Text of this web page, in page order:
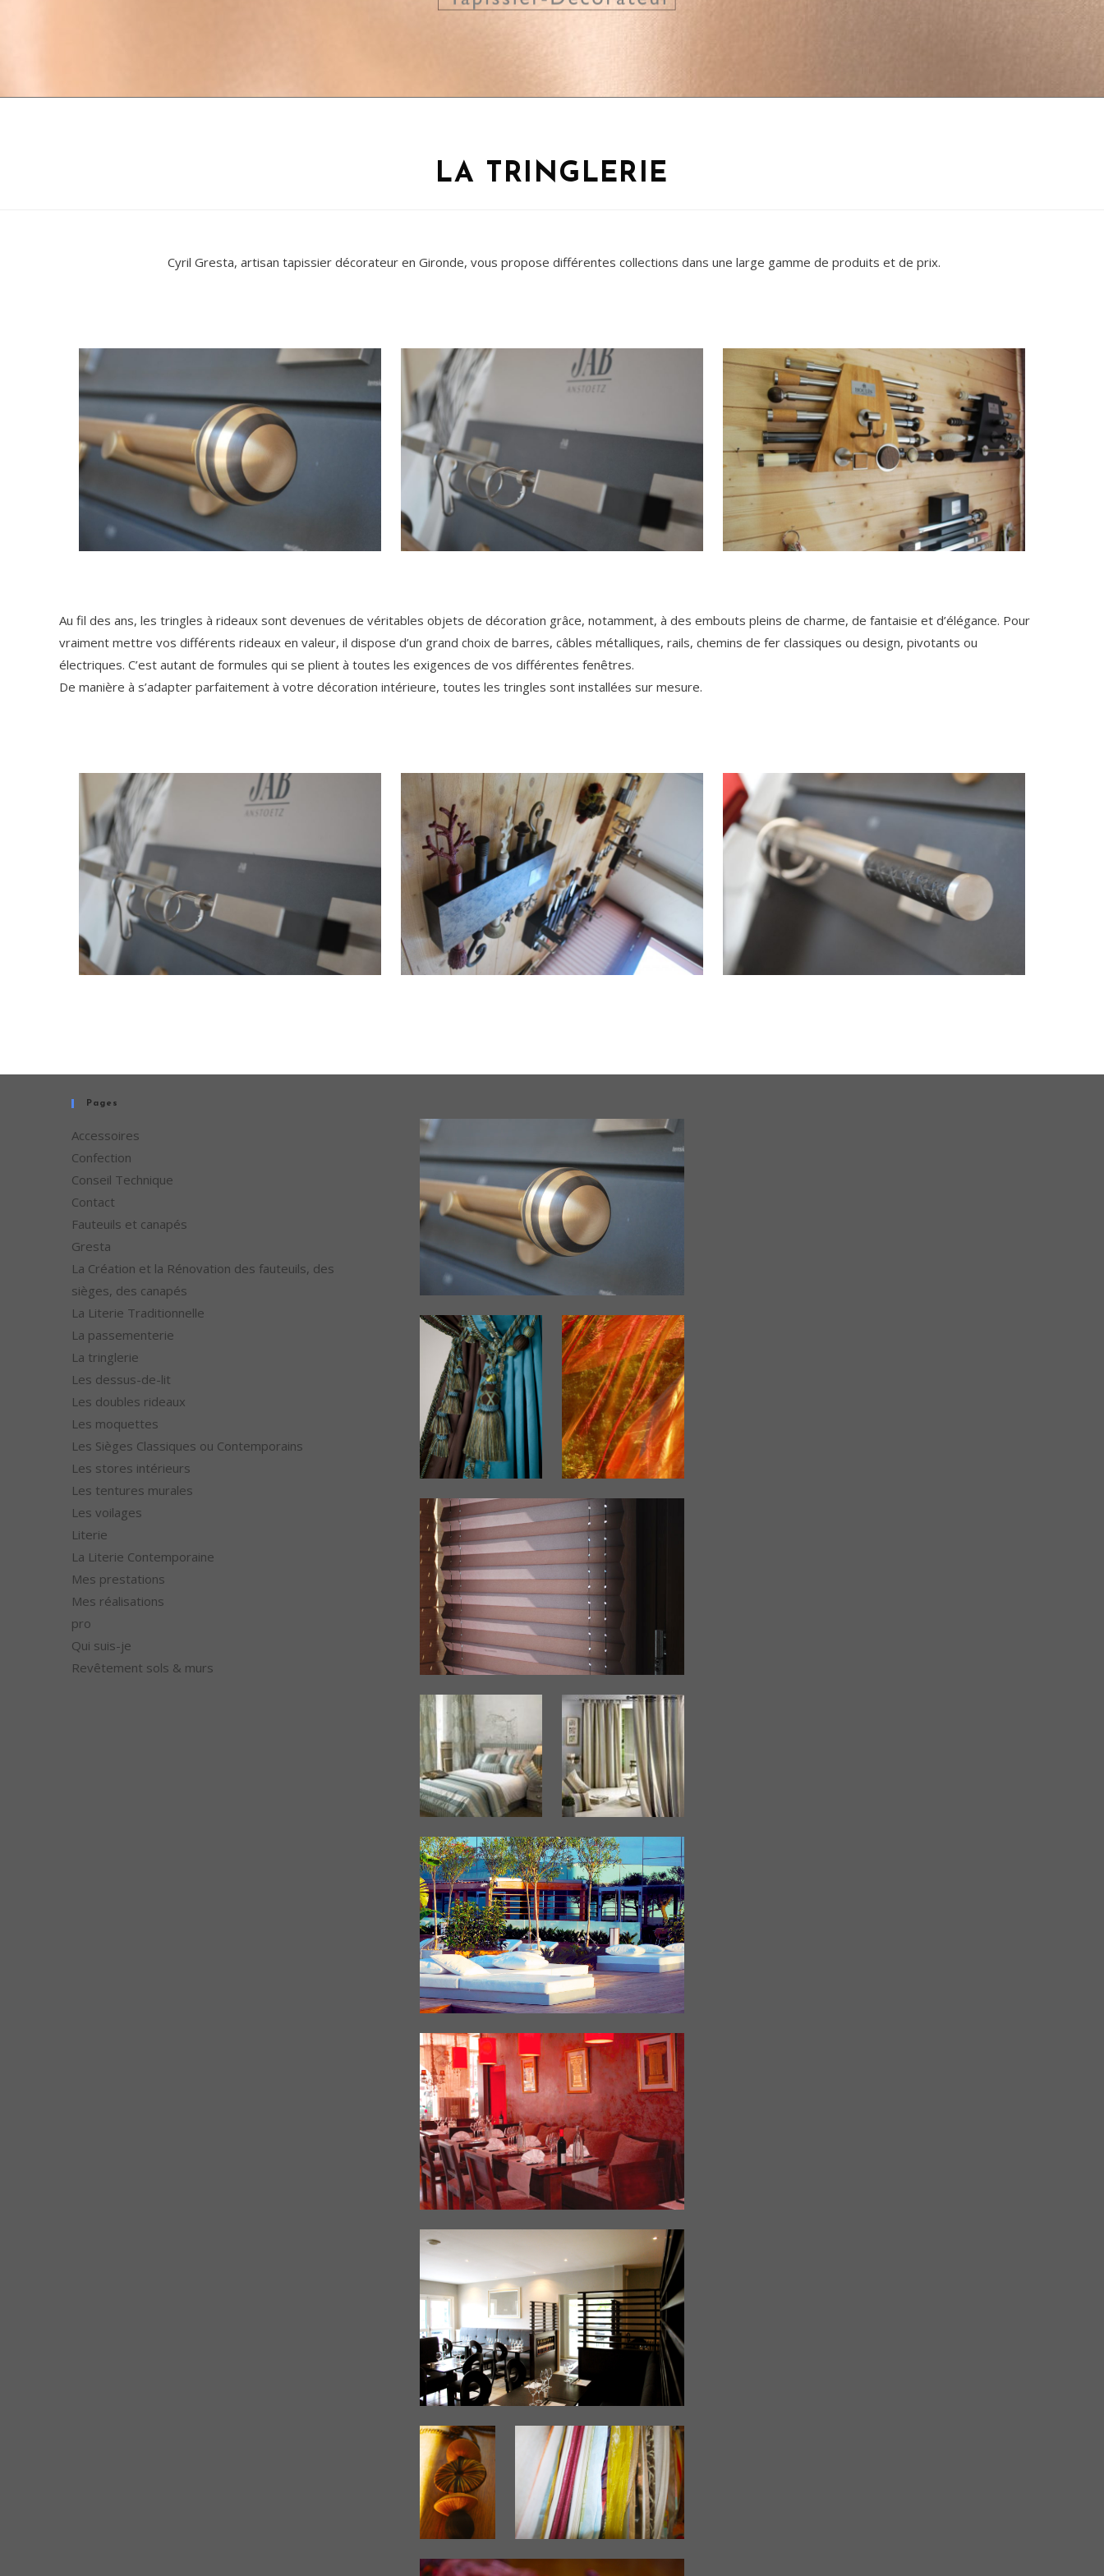
LA TRINGLERIE
Cyril Gresta, artisan tapissier décorateur en Gironde, vous propose différentes collections dans une large gamme de produits et de prix.
Au fil des ans, les tringles à rideaux sont devenues de véritables objets de décoration grâce, notamment, à des embouts pleins de charme, de fantaisie et d’élégance. Pour
vraiment mettre vos différents rideaux en valeur, il dispose d’un grand choix de barres, câbles métalliques, rails, chemins de fer classiques ou design, pivotants ou
électriques. C’est autant de formules qui se plient à toutes les exigences de vos différentes fenêtres.
De manière à s’adapter parfaitement à votre décoration intérieure, toutes les tringles sont installées sur mesure.
Pages
Accessoires
Confection
Conseil Technique
Contact
Fauteuils et canapés
Gresta
La Création et la Rénovation des fauteuils, des
sièges, des canapés
La Literie Traditionnelle
La passementerie
La tringlerie
Les dessus-de-lit
Les doubles rideaux
Les moquettes
Les Sièges Classiques ou Contemporains
Les stores intérieurs
Les tentures murales
Les voilages
Literie
La Literie Contemporaine
Mes prestations
Mes réalisations
pro
Qui suis-je
Revêtement sols & murs